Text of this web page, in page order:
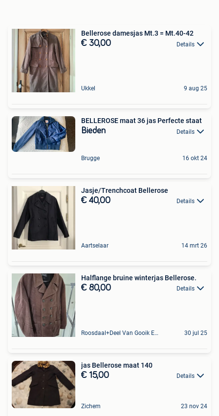
Bellerose damesjas Mt.3 = Mt.40-42
€ 30,00 Details
Ukkel 9 aug 25
BELLEROSE maat 36 jas Perfecte staat
Bieden Details
Brugge 16 okt 24
Jasje/Trenchcoat Bellerose
€ 40,00 Details
Aartselaar 14 mrt 26
Halflange bruine winterjas Bellerose.
€ 80,00 Details
Roosdaal+Deel Van Gooik En Sint-Kwintens-Lennik 30 jul 25
jas Bellerose maat 140
€ 15,00 Details
Zichem 23 nov 24